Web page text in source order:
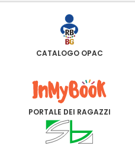
CATALOGO OPAC
PORTALE DEI RAGAZZI